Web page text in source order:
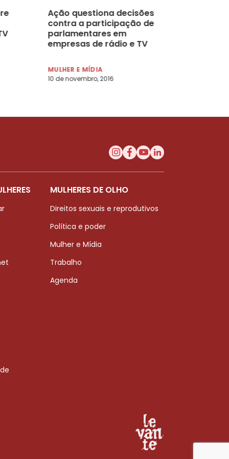
Ação questiona decisões
contra a participação de
parlamentares em
empresas de rádio e TV
MULHER E MÍDIA
10 de novembro, 2016
MULHERES DE OLHO
Direitos sexuais e reprodutivos
Política e poder
Mulher e Mídia
Trabalho
Agenda